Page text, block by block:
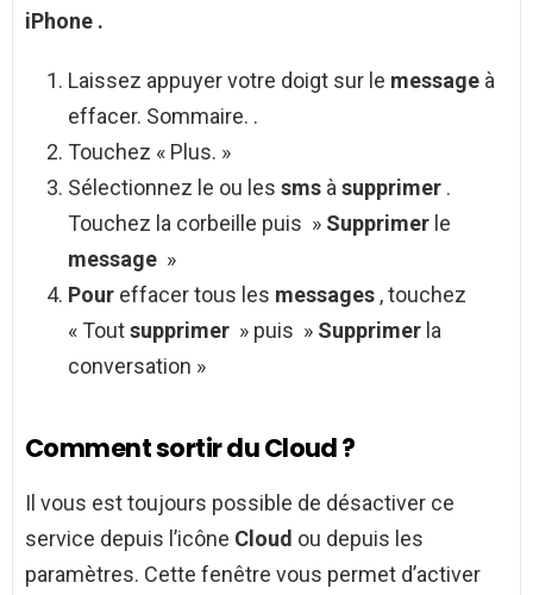
iPhone .
Laissez appuyer votre doigt sur le message à
effacer. Sommaire. .
Touchez « Plus. »
Sélectionnez le ou les sms àsupprimer .
Touchez la corbeille puis » Supprimer le
message »
Pour effacer tous les messages , touchez
« Toutsupprimer » puis » Supprimer la
conversation »
Comment sortir du Cloud ?
Il vous est toujours possible de désactiver ce
service depuis l’icône Cloud ou depuis les
paramètres. Cette fenêtre vous permet d’activer